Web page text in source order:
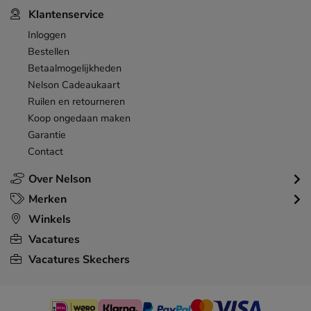
Over Nelson
Klantenservice
Inloggen
Bestellen
Betaalmogelijkheden
Nelson Cadeaukaart
Ruilen en retourneren
Koop ongedaan maken
Garantie
Contact
Merken
Winkels
Vacatures
Vacatures Skechers